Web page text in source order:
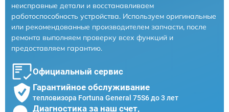
неисправные детали и восстанавливаем
работоспособность устройства. Используем оригинальные
или рекомендованные производителем запчасти, после
ремонта выполняем проверку всех функций и
предоставляем гарантию.
Официальный сервис
Гарантийное обслуживание
тепловизора Fortuna General 75S6 до 3 лет
Диагностика за наш счет,